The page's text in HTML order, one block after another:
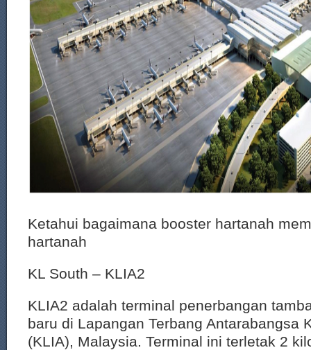
Ketahui bagaimana booster hartanah
hartanah
KL South – KLIA2
KLIA2 adalah terminal penerbangan
baru di Lapangan Terbang Antarabangsa
(KLIA), Malaysia. Terminal ini terletak 2